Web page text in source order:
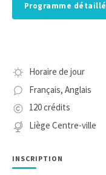
Programme détaillé
Horaire de jour
Français, Anglais
120 crédits
Liège Centre-ville
INSCRIPTION